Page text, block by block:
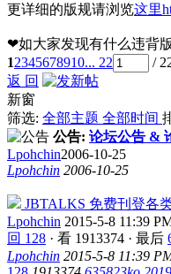
更详细的版规请浏览这里
❤如大家发现有什么违背
12345678910... 22 /
返 回
新窗
筛选: 全部主题 全部时间
公告: 论坛公告 &
Lpohchin2006-10-25
Lpohchin 2006-10-25
JBTALKS 免费刊登各
Lpohchin 2015-5-8 11:39
回 128 · 看 1913374 · 最后
Lpohchin 2015-5-8 11:39